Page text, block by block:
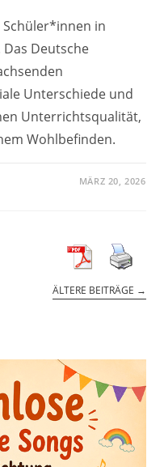
Schüler*innen in
Deutsche
Unterschiede und
Unterrichtsqualität,
Wohlbefinden.
MÄRZ 20, 2026
ÄLTERE BEITRÄGE →